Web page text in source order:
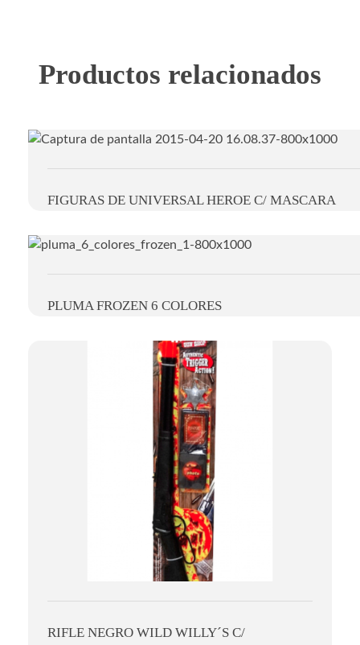
Productos relacionados
FIGURAS DE UNIVERSAL HEROE C/ MASCARA
PLUMA FROZEN 6 COLORES
RIFLE NEGRO WILD WILLY´S C/